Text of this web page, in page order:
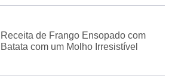
Receita de Frango Ensopado com
Batata com um Molho Irresistível